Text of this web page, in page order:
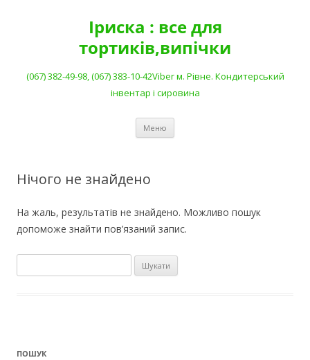
Іриска : все для
тортиків,випічки
(067) 382-49-98, (067) 383-10-42Viber м. Рівне. Кондитерський
інвентар і сировина
Меню
Нічого не знайдено
На жаль, результатів не знайдено. Можливо пошук
допоможе знайти пов’язаний запис.
ПОШУК